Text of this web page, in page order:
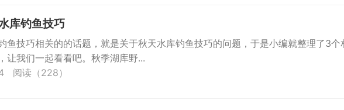
库钓鱼技巧
鱼技巧相关的的话题，就是关于秋天水库钓鱼技巧的问题，于是小编就整理了3个
让我们一起看看吧。秋季湖库野...
阅读（228）